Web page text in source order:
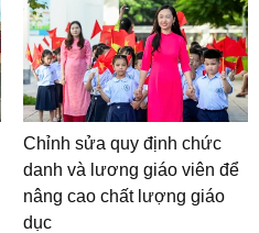
Chỉnh sửa quy định chức
danh và lương giáo viên để
nâng cao chất lượng giáo
dục